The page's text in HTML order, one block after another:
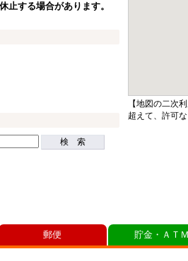
止する場合があります。
検 索
【地図の二次
超えて、許可
郵便 貯金・ＡＴ